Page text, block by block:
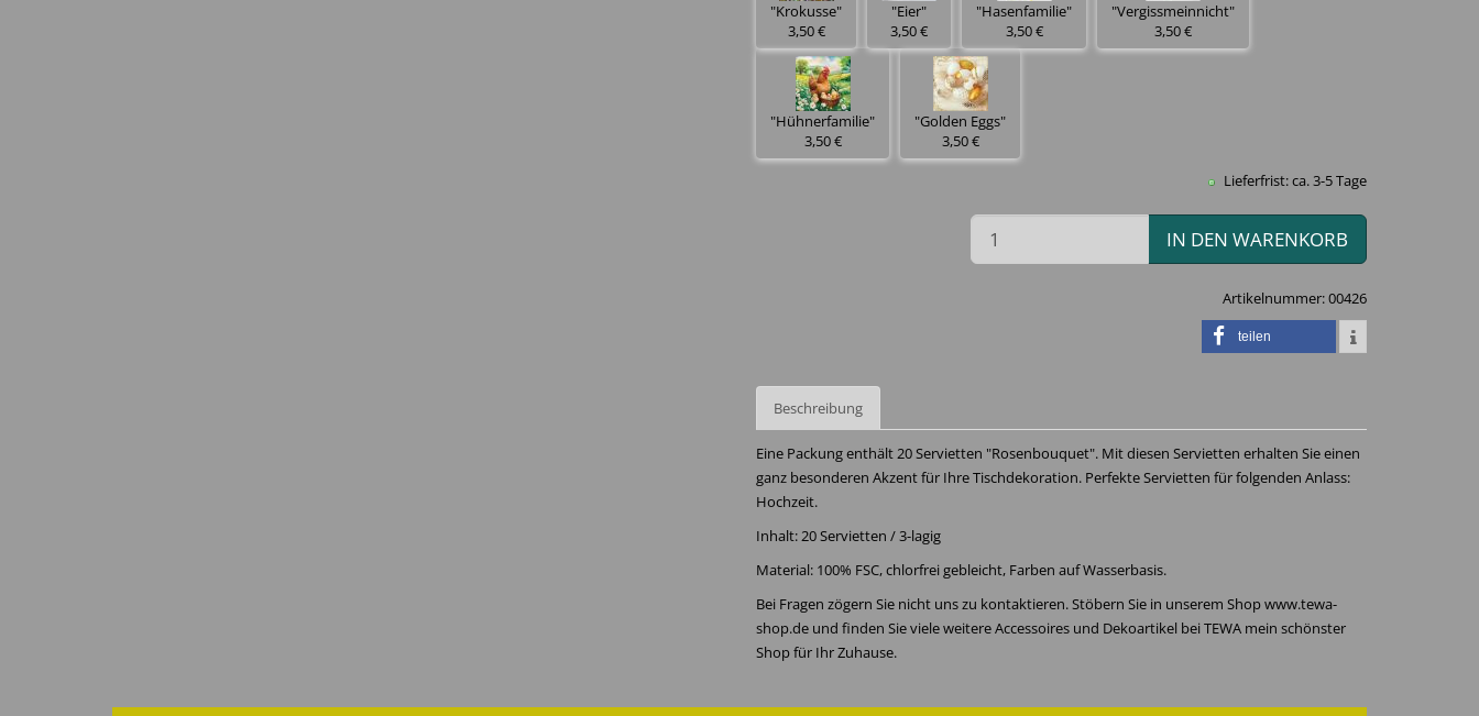
"Krokusse"
3,50 €
"Eier"
3,50 €
"Hasenfamilie"
3,50 €
"Vergissmeinnicht"
3,50 €
"Hühnerfamilie"
3,50 €
"Golden Eggs"
3,50 €
Lieferfrist: ca. 3-5 Tage
IN DEN WARENKORB
Artikelnummer:00426
teilen
Beschreibung
Eine Packung enthält 20 Servietten "Rosenbouquet". Mit diesen Servietten erhalten Sie einen
ganz besonderen Akzent für Ihre Tischdekoration. Perfekte Servietten für folgenden Anlass:
Hochzeit.
Inhalt: 20 Servietten / 3-lagig
Material: 100% FSC, chlorfrei gebleicht, Farben auf Wasserbasis.
Bei Fragen zögern Sie nicht uns zu kontaktieren. Stöbern Sie in unserem Shop www.tewa-
shop.de und finden Sie viele weitere Accessoires und Dekoartikel bei TEWA mein schönster
Shop für Ihr Zuhause.